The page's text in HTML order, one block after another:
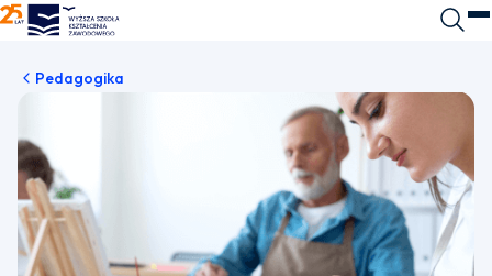
WSKZ - strona główna
Pedagogika